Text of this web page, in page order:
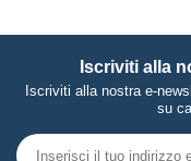
Iscriviti alla
Iscriviti alla nostra e-
su